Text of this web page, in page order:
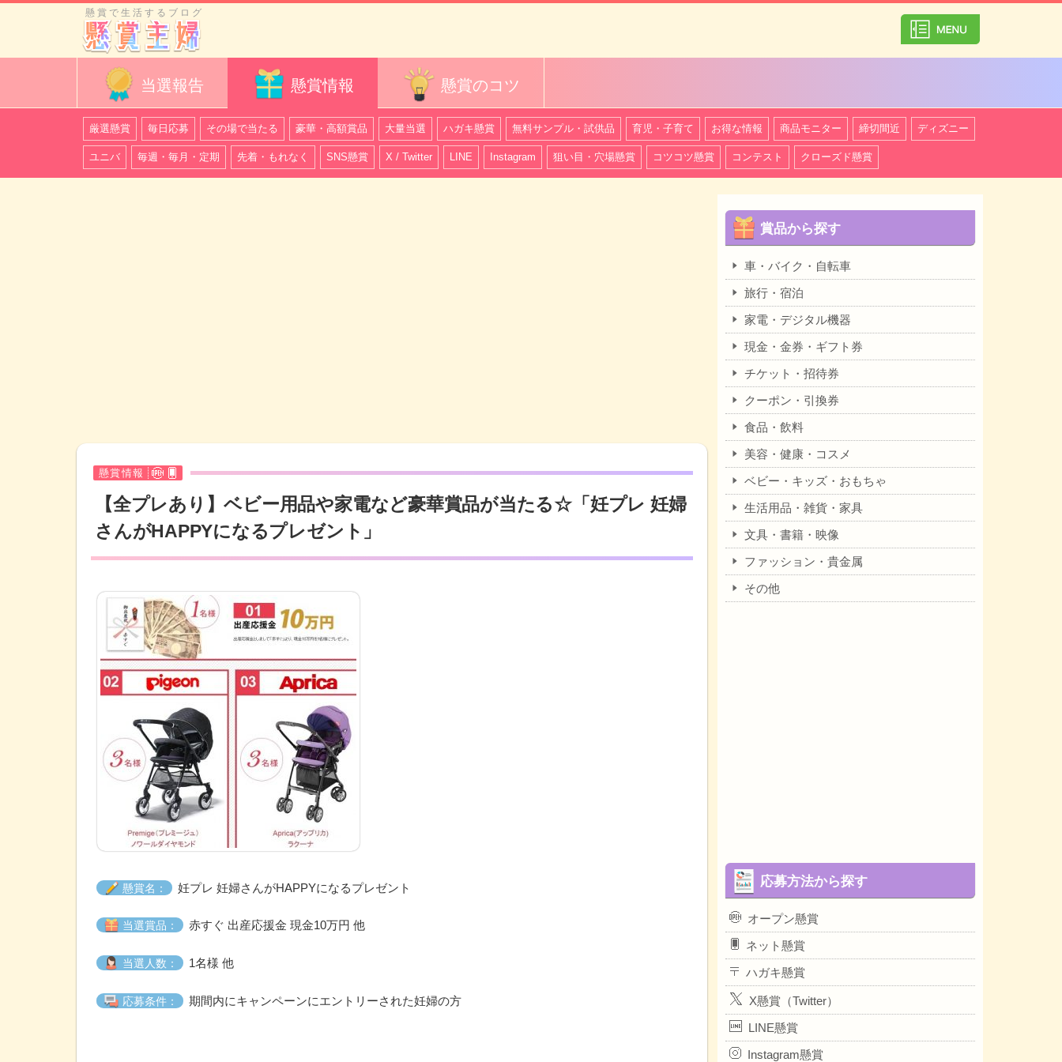
懸賞で生活するブログ
当選報告 懸賞情報 懸賞のコツ
厳選懸賞 毎日応募 その場で当たる 豪華・高額賞品 大量当選 ハガキ懸賞 無料サンプル・試供品 育児・子育て お得な情報 商品モニター 締切間近 ディズニー
ユニバ 毎週・毎月・定期 先着・もれなく SNS懸賞 X / Twitter LINE Instagram 狙い目・穴場懸賞 コツコツ懸賞 コンテスト クローズド懸賞
懸賞情報
【全プレあり】ベビー用品や家電など豪華賞品が当たる☆「妊プレ 妊婦
さんがHAPPYになるプレゼント」
懸賞名： 妊プレ 妊婦さんがHAPPYになるプレゼント
当選賞品： 赤すぐ 出産応援金 現金10万円 他
当選人数： 1名様 他
応募条件： 期間内にキャンペーンにエントリーされた妊婦の方
賞品から探す
車・バイク・自転車
旅行・宿泊
家電・デジタル機器
現金・金券・ギフト券
チケット・招待券
クーポン・引換券
食品・飲料
美容・健康・コスメ
ベビー・キッズ・おもちゃ
生活用品・雑貨・家具
文具・書籍・映像
ファッション・貴金属
その他
応募方法から探す
オープン懸賞
ネット懸賞
ハガキ懸賞
X懸賞（Twitter）
LINE懸賞
Instagram懸賞